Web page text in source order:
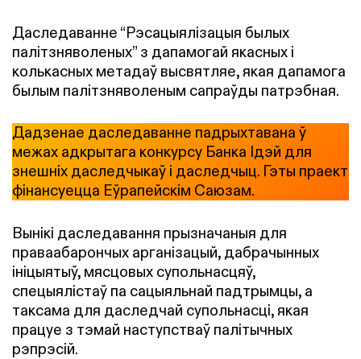
Даследаванне “Рэсацыялізацыя былых
палітзняволеных” з дапамогай якасных і
колькасных метадаў высвятляе, якая дапамога
былым палітзняволеным сапраўды патрэбная.
Дадзенае даследаванне падрыхтавана ў
межах адкрытага конкурсу Банка Ідэй для
знешніх даследчыкаў і даследчыц. Гэты праект
фінансуецца Еўрапейскім Саюзам.
Вынікі даследавання прызначаныя для
праваабарончых арганізацый, дабрачынных
ініцыятыў, мясцовых супольнасцяў,
спецыялістаў па сацыяльнай падтрымцы, а
таксама для даследчай супольнасці, якая
працуе з тэмай наступстваў палітычных
рэпрэсій.